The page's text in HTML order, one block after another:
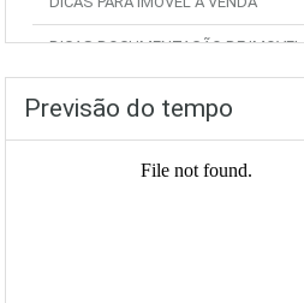
DICAS DOCUMENTAÇÃO DE IMOVEL
Previsão do tempo